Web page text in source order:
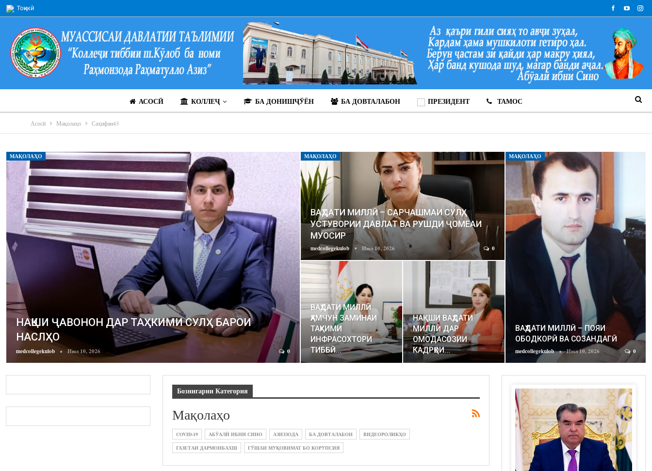
Тоҷикӣ
АСОСӢ КОЛЛЕҶ БА ДОНИШҶӮЁН БА ДОВТАЛАБОН ПРЕЗИДЕНТ ТАМОС
Асосӣ Мақолаҳо Саҳифаи43
МАҚОЛАҲО
НАҚШИ ҶАВОНОН ДАР ТАҲКИМИ СУЛҲ БАРОИ
НАСЛҲО
medcollegekulob Июл 10, 2026 0
МАҚОЛАҲО
ВАҲДАТИ МИЛЛӢ – САРЧАШМАИ СУЛҲ,
УСТУВОРИИ ДАВЛАТ ВА РУШДИ ҶОМЕАИ
МУОСИР
medcollegekulob Июл 10, 2026 0
ВАҲДАТИ МИЛЛӢ
ҲАМЧУН ЗАМИНАИ
ТАҲКИМИ
ИНФРАСОХТОРИ
ТИББӢ…
НАҚШИ ВАҲДАТИ
МИЛЛӢ ДАР
ОМОДАСОЗИИ
КАДРҲОИ…
МАҚОЛАҲО
ВАҲДАТИ МИЛЛӢ – ПОЯИ
ОБОДКОРӢ ВА СОЗАНДАГӢ
medcollegekulob Июл 10, 2026 0
Бознигарии Категория
Мақолаҳо
COVID-19 АБӮАЛӢ ИБНИ СИНО АЗИЗЗОДА БА ДОВТАЛАБОН
ВИДЕОРОЛИКҲО
ГАЗЕТАИ ДАРМОНБАХШ
ГӮШАИ МУҚОВИМАТ БО КОРУПСИЯ